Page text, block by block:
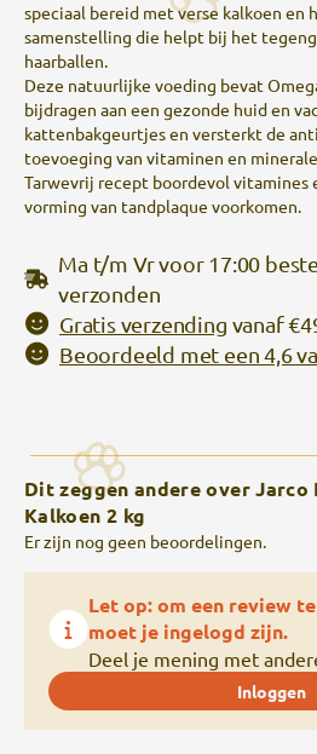
speciaal bereid met verse kalkoen en
samenstelling die helpt bij het
haarballen.
Deze natuurlijke voeding bevat
bijdragen aan een gezonde huid en
kattenbakgeurtjes en versterkt de
toevoeging van vitaminen en
Tarwevrij recept boordevol vitamines
vorming van tandplaque voorkomen.
Ma t/m Vr voor 17:00
verzonden
Gratis verzending vanaf
Beoordeeld met een 4,6
Dit zeggen andere over
Kalkoen 2 kg
Er zijn nog geen beoordelingen.
Let op: om een review
moet je ingelogd zijn.
Deel je mening met
Inloggen